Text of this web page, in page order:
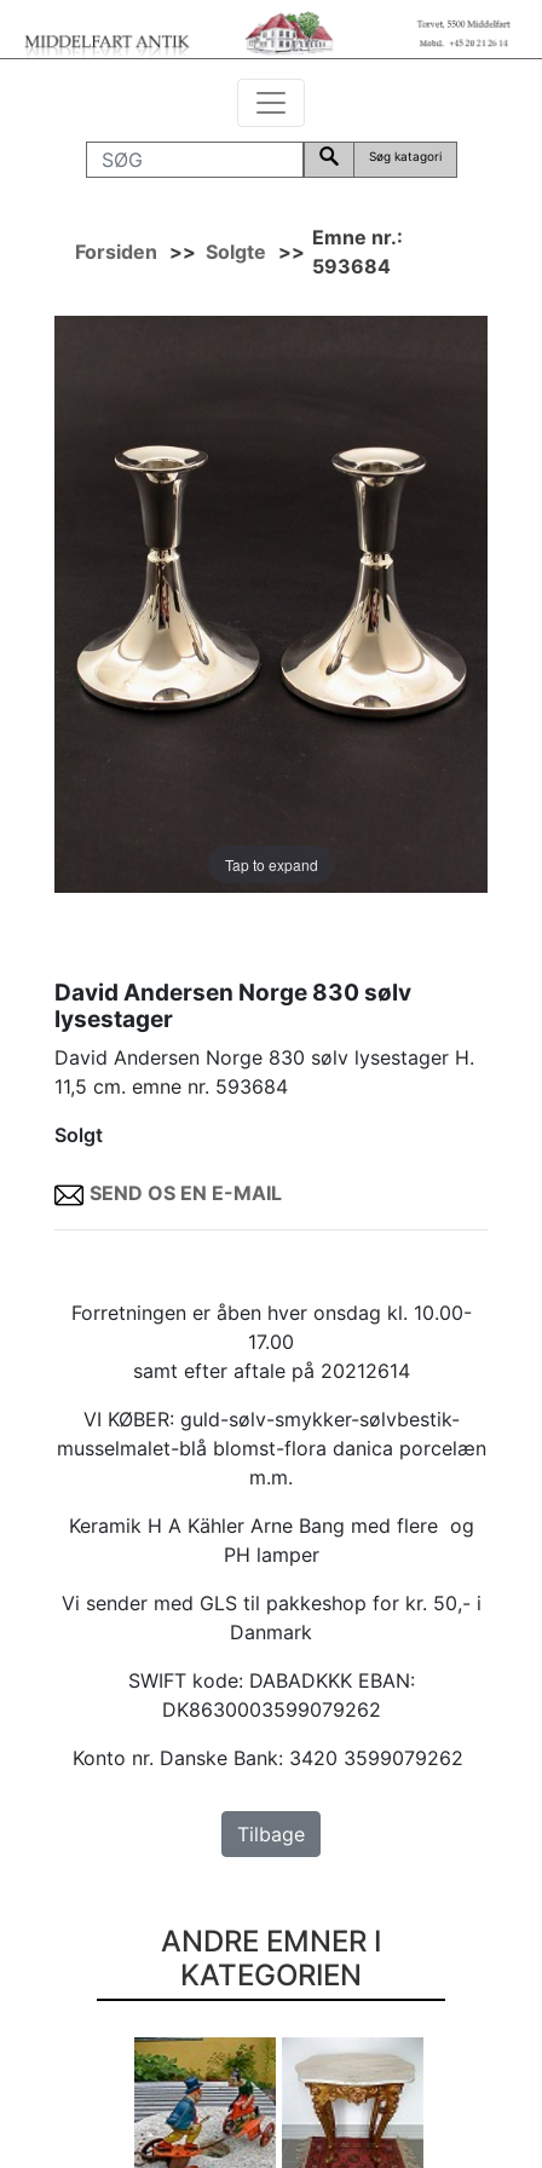
Søg katagori
Forsiden >> Solgte >>
Emne nr.:
593684
Tap to expand
David Andersen Norge 830 sølv
lysestager
David Andersen Norge 830 sølv lysestager H.
11,5 cm. emne nr. 593684
Solgt
SEND OS EN E-MAIL
Forretningen er åben hver onsdag kl. 10.00-
17.00
samt efter aftale på 20212614
VI KØBER: guld-sølv-smykker-sølvbestik-
musselmalet-blå blomst-flora danica porcelæn
m.m.
Keramik H A Kähler Arne Bang med flere og
PH lamper
Vi sender med GLS til pakkeshop for kr. 50,- i
Danmark
SWIFT kode: DABADKKK EBAN:
DK8630003599079262
Konto nr. Danske Bank: 3420 3599079262
Tilbage
ANDRE EMNER I
KATEGORIEN